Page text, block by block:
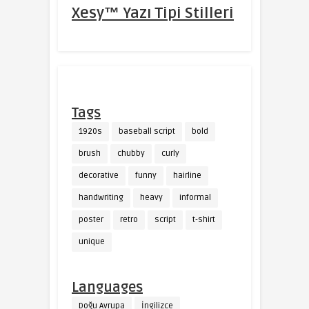
Xesy™ Yazı Tipi Stilleri
Tags
1920s baseball script bold
brush chubby curly
decorative funny hairline
handwriting heavy informal
poster retro script t-shirt
unique
Languages
Doğu Avrupa İngilizce